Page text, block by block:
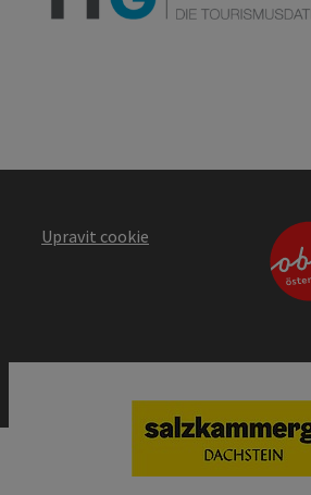
Upravit cookie